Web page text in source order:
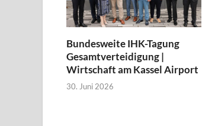
Bundesweite IHK-Tagung
Gesamtverteidigung |
Wirtschaft am Kassel Airport
30. Juni 2026